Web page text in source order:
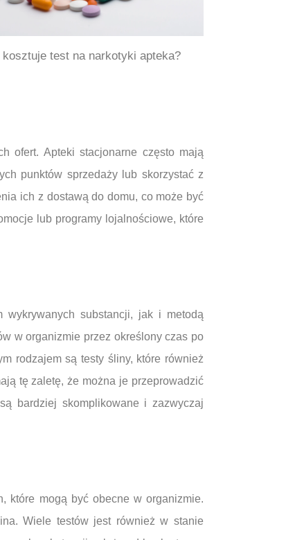
kosztuje test na narkotyki apteka?
ofert. Apteki stacjonarne często mają
punktów sprzedaży lub skorzystać z
ich z dostawą do domu, co może być
lub programy lojalnościowe, które
substancji, jak i metodą
w organizmie przez określony czas po
rodzajem są testy śliny, które również
tę zaletę, że można je przeprowadzić
bardziej skomplikowane i zazwyczaj
które mogą być obecne w organizmie.
Wiele testów jest również w stanie